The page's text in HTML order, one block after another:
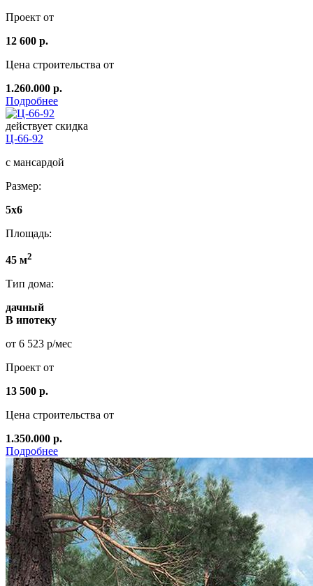
Проект от
12 600 р.
Цена строительства от
1.260.000 р.
Подробнее
действует скидка
Ц-66-92
с мансардой
Размер:
5x6
Площадь:
45 м2
Тип дома:
дачный
В ипотеку
от 6 523 р/мес
Проект от
13 500 р.
Цена строительства от
1.350.000 р.
Подробнее